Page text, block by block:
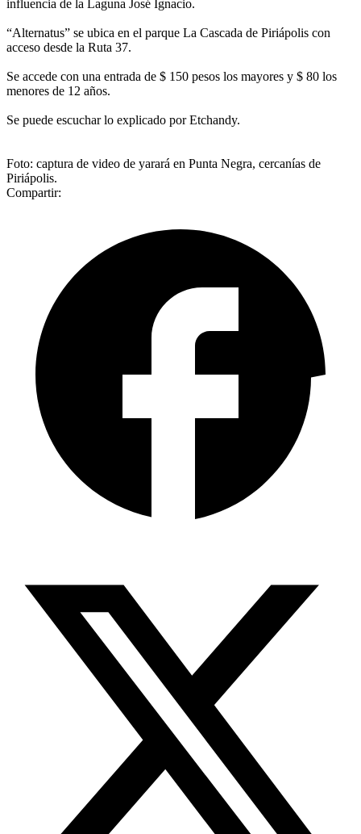
influencia de la Laguna José Ignacio.
“Alternatus” se ubica en el parque La Cascada de Piriápolis con
acceso desde la Ruta 37.
Se accede con una entrada de $ 150 pesos los mayores y $ 80 los
menores de 12 años.
Se puede escuchar lo explicado por Etchandy.
Foto: captura de video de yarará en Punta Negra, cercanías de
Piriápolis.
Compartir: